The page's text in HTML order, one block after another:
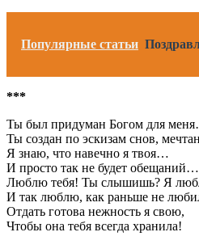
Популярные статьи
***
Ты был придуман Богом для
Ты создан по эскизам снов,
Я знаю, что навечно я твоя…
И просто так не будет обещаний…
Люблю тебя! Ты слышишь? Я
И так люблю, как раньше не
Отдать готова нежность я свою,
Чтобы она тебя всегда хранила!